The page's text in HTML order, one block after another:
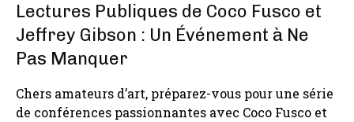
Lectures Publiques de Coco Fusco et
Jeffrey Gibson : Un Événement à Ne
Pas Manquer
Chers amateurs d’art, préparez-vous pour une série
de conférences passionnantes avec Coco Fusco et